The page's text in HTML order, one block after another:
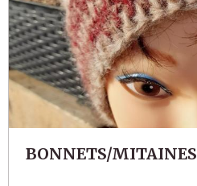
BONNETS/MITAINES